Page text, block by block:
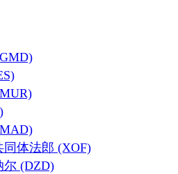
体法郎 (XOF)
尔 (DZD)